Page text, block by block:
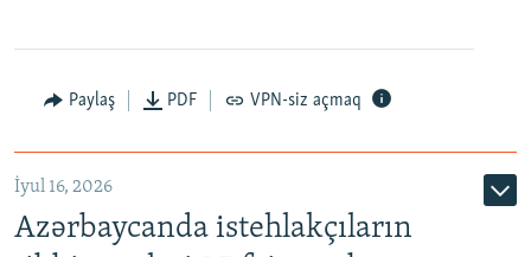
Paylaş PDF VPN-siz açmaq
İyul 16, 2026
Azərbaycanda istehlakçıların